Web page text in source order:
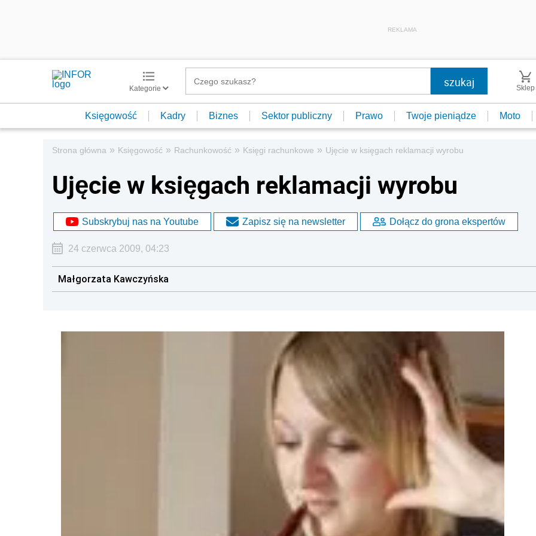
REKLAMA
Kategorie Sklep
Księgowość Kadry Biznes Sektor publiczny Prawo Twoje pieniądze Moto
Strona główna » Księgowość » Rachunkowość » Księgi rachunkowe » Ujęcie w księgach reklamacji wyrobu
Ujęcie w księgach reklamacji wyrobu
Subskrybuj nas na Youtube Zapisz się na newsletter Dołącz do grona ekspertów
24 czerwca 2009, 04:23
Małgorzata Kawczyńska